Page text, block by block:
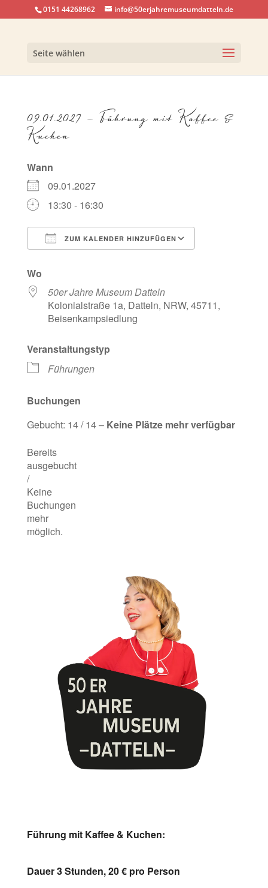
0151 44268962 info@50erjahremuseumdatteln.de
Seite wählen
09.01.2027 – Führung mit Kaffee &
Kuchen
Wann
09.01.2027
13:30 - 16:30
ZUM KALENDER HINZUFÜGEN
Wo
50er Jahre Museum Datteln
Kolonialstraße 1a, Datteln, NRW, 45711,
Beisenkampsiedlung
Veranstaltungstyp
Führungen
Buchungen
Gebucht: 14 / 14 – Keine Plätze mehr verfügbar
Bereits
ausgebucht
/
Keine
Buchungen
mehr
möglich.
Führung mit Kaffee & Kuchen:
Dauer 3 Stunden, 20 € pro Person